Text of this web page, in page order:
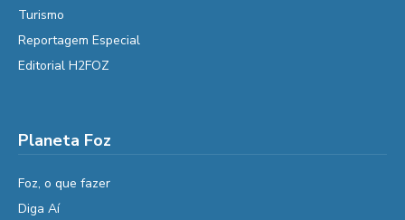
Turismo
Reportagem Especial
Editorial H2FOZ
Planeta Foz
Foz, o que fazer
Diga Aí